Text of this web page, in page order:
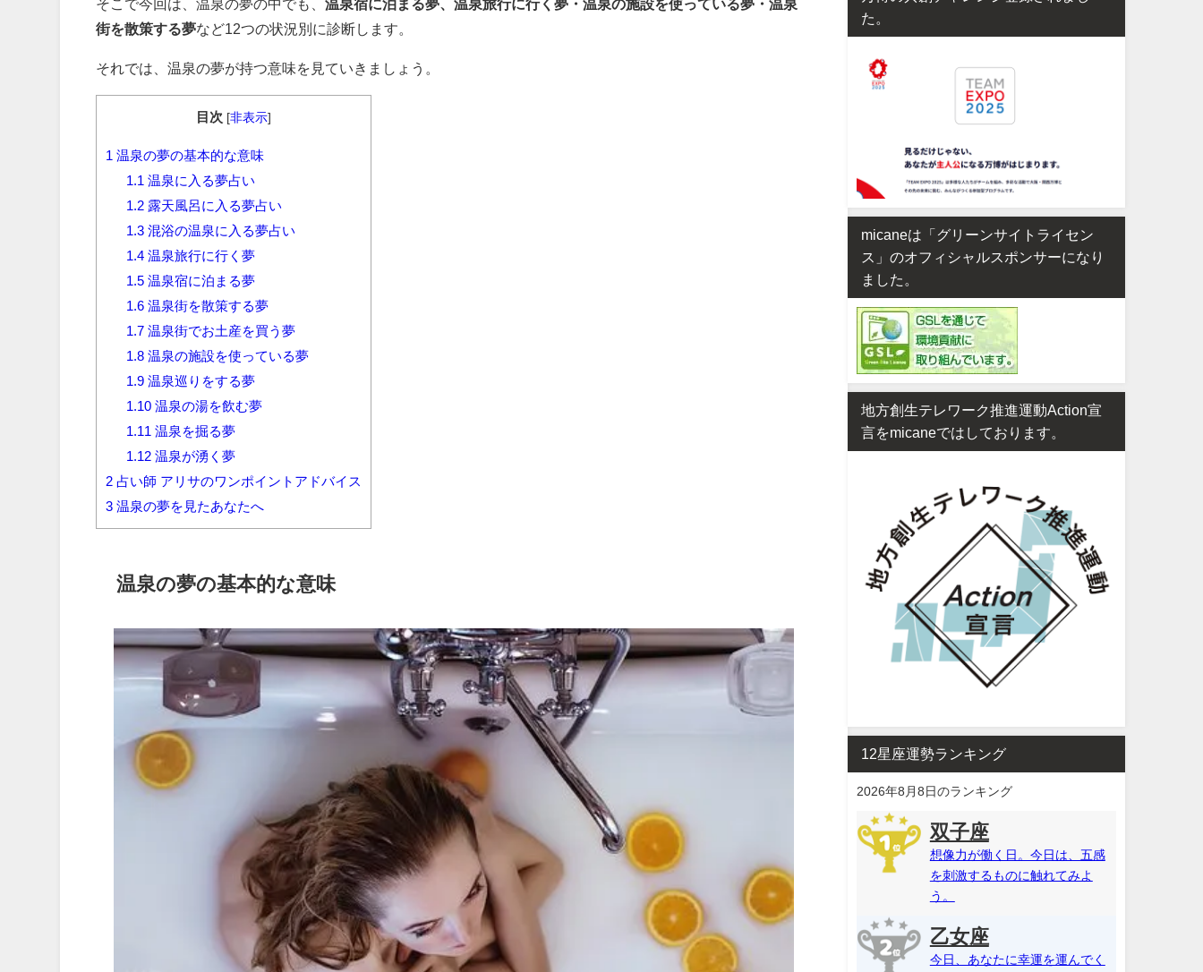
そこで今回は、温泉の夢の中でも、温泉宿に泊まる夢、温泉旅行に行く夢・温泉の施設を使っている夢・温泉
街を散策する夢など12つの状況別に診断します。
それでは、温泉の夢が持つ意味を見ていきましょう。
目次 [非表示]
1 温泉の夢の基本的な意味
1.1 温泉に入る夢占い
1.2 露天風呂に入る夢占い
1.3 混浴の温泉に入る夢占い
1.4 温泉旅行に行く夢
1.5 温泉宿に泊まる夢
1.6 温泉街を散策する夢
1.7 温泉街でお土産を買う夢
1.8 温泉の施設を使っている夢
1.9 温泉巡りをする夢
1.10 温泉の湯を飲む夢
1.11 温泉を掘る夢
1.12 温泉が湧く夢
2 占い師 アリサのワンポイントアドバイス
3 温泉の夢を見たあなたへ
温泉の夢の基本的な意味
た。
micaneは「グリーンサイトライセン
ス」のオフィシャルスポンサーになり
ました。
地方創生テレワーク推進運動Action宣
言をmicaneではしております。
12星座運勢ランキング
2026年8月8日のランキング
双子座
想像力が働く日。今日は、五感
を刺激するものに触れてみよ
う。
乙女座
今日、あなたに幸運を運んでく